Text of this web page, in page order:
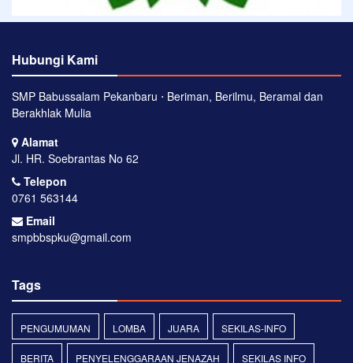
Hubungi Kami
SMP Babussalam Pekanbaru ⋅ Beriman, Berilmu, Beramal dan
Berakhlak Mulia
Alamat
Jl. HR. Soebrantas No 62
Telepon
0761 563144
Email
smpbbspku@gmail.com
Tags
PENGUMUMAN LOMBA JUARA SEKILAS-INFO
BERITA PENYELENGGARAAN JENAZAH SEKILAS INFO